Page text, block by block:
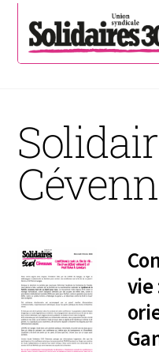
Skip
content
vie